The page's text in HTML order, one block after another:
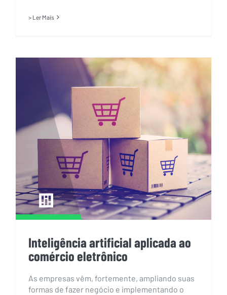
> Ler Mais
Inteligência artificial aplicada
ao comércio eletrônico
Inteligência artificial aplicada ao
comércio eletrônico
As empresas vêm, fortemente, ampliando suas
formas de fazer negócio e implementando o